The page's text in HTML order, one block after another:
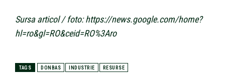
Sursa articol / foto: https://news.google.com/home?
hl=ro&gl=RO&ceid=RO%3Aro
TAGS DONBAS INDUSTRIE RESURSE